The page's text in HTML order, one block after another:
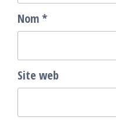
Nom*
Site web